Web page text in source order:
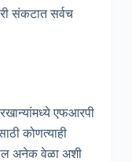
संकटात सर्वच
एफआरपी
कोणत्याही
अनेक वेळा अशी